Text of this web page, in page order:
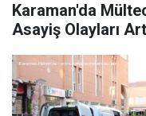
Karaman'da
Asayiş Olayları